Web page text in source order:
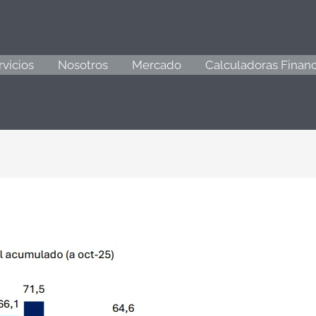
Nosotros Mercado Calculadoras